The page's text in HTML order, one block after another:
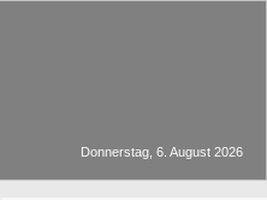
Donnerstag, 6. August 2026